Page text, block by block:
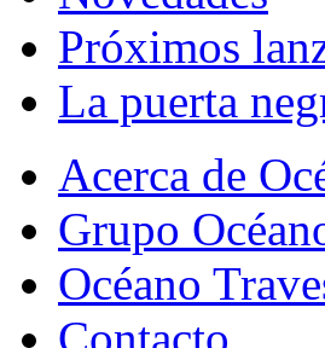
Próximos
La puerta
Acerca de
Grupo
Océano